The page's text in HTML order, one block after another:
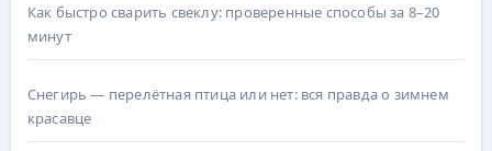
Как быстро сварить свеклу: проверенные способы за 8–20
минут
Снегирь — перелётная птица или нет: вся правда о зимнем
красавце